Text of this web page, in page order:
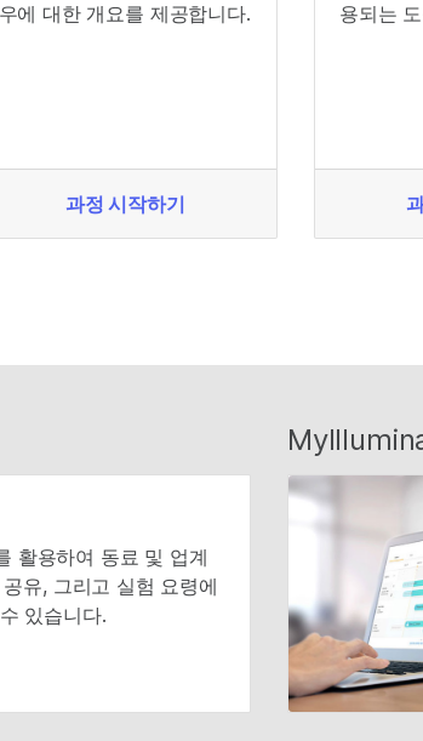
우에 대한 개요를 제공합니다.
과정 시작하기
용되는
활용하여 동료 및 업계
유, 그리고 실험 요령에
있습니다.